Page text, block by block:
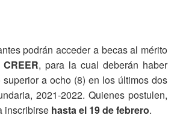
podrán acceder a becas al mérito
, para la cual deberán haber
a ocho (8) en los últimos dos
2021-2022. Quienes postulen,
inscribirse hasta el 19 de febrero.